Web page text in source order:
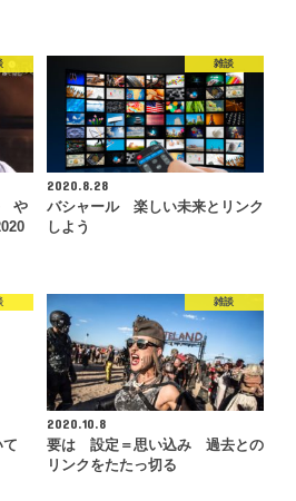
や
雑談
2020.8.28
バシャール 楽しい未来とリンク
しよう
て
雑談
2020.10.8
要は 設定＝思い込み 過去との
リンクをたたっ切る